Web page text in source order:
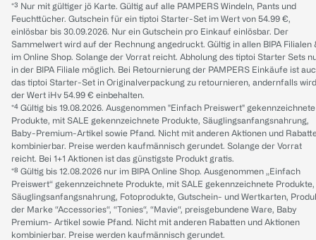
*³ Nur mit gültiger jö Karte. Gültig auf alle PAMPERS Windeln, Pants und
Feuchttücher. Gutschein für ein tiptoi Starter-Set im Wert von 54.99 €,
einlösbar bis 30.09.2026. Nur ein Gutschein pro Einkauf einlösbar. Der
Sammelwert wird auf der Rechnung angedruckt. Gültig in allen BIPA Filialen
im Online Shop. Solange der Vorrat reicht. Abholung des tiptoi Starter Sets
in der BIPA Filiale möglich. Bei Retournierung der PAMPERS Einkäufe ist
das tiptoi Starter-Set in Originalverpackung zu retournieren, andernfalls wird
der Wert iHv 54.99 € einbehalten.
*⁴ Gültig bis 19.08.2026. Ausgenommen "Einfach Preiswert" gekennzeichnete
Produkte, mit SALE gekennzeichnete Produkte, Säuglingsanfangsnahrung,
Baby-Premium-Artikel sowie Pfand. Nicht mit anderen Aktionen und
kombinierbar. Preise werden kaufmännisch gerundet. Solange der Vorrat
reicht. Bei 1+1 Aktionen ist das günstigste Produkt gratis.
*⁸ Gültig bis 12.08.2026 nur im BIPA Online Shop. Ausgenommen „Einfach
Preiswert“ gekennzeichnete Produkte, mit SALE gekennzeichnete Produkte,
Säuglingsanfangsnahrung, Fotoprodukte, Gutschein- und Wertkarten,
der Marke “Accessories“, “Tonies“, “Mavie“, preisgebundene Ware, Baby
Premium- Artikel sowie Pfand. Nicht mit anderen Rabatten und Aktionen
kombinierbar. Preise werden kaufmännisch gerundet.